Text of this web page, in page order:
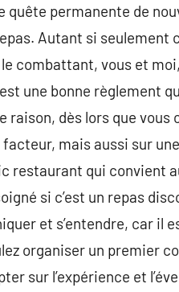
quête permanente de
Autant si seulement
combattant, vous et
une bonne règlement
raison, dès lors que
mais aussi sur
restaurant qui convient
si c’est un repas
et s’entendre, car il
organiser un premier
sur l’expérience et